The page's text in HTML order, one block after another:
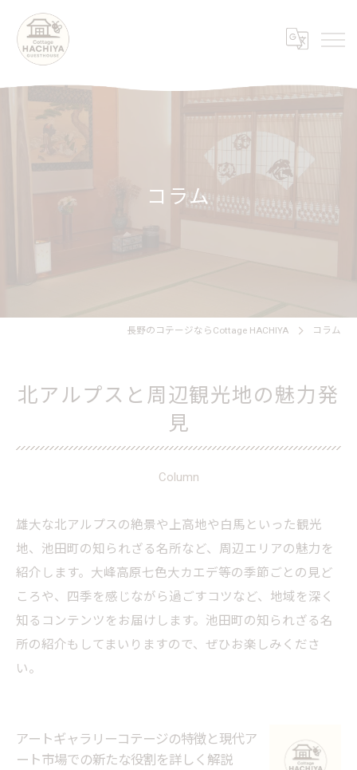
コラム
長野のコテージならCottage HACHIYA コラム
北アルプスと周辺観光地の魅力発
見
Column
雄大な北アルプスの絶景や上高地や白馬といった観光
地、池田町の知られざる名所など、周辺エリアの魅力を
紹介します。大峰高原七色大カエデ等の季節ごとの見ど
ころや、四季を感じながら過ごすコツなど、地域を深く
知るコンテンツをお届けします。池田町の知られざる名
所の紹介もしてまいりますので、ぜひお楽しみくださ
い。
アートギャラリーコテージの特徴と現代ア
ート市場での新たな役割を詳しく解説